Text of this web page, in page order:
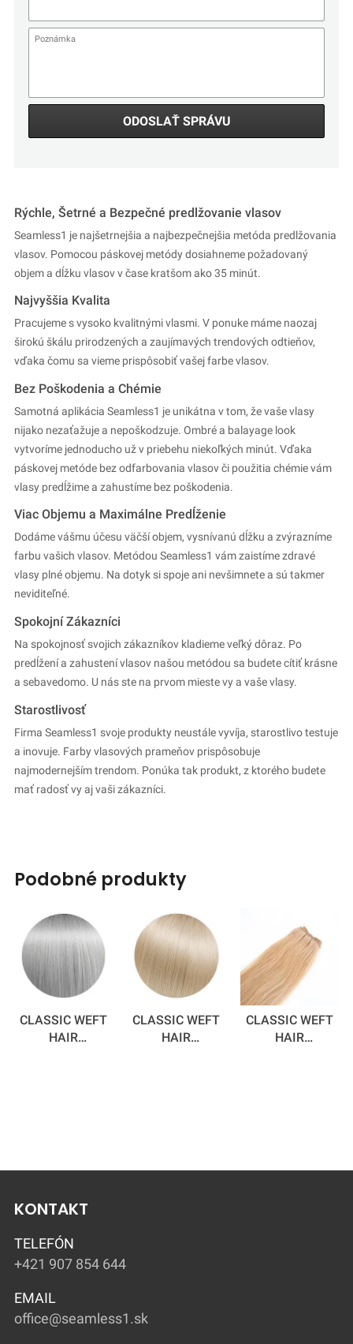
ODOSLAŤ SPRÁVU
Rýchle, Šetrné a Bezpečné predlžovanie vlasov
Seamless1 je najšetrnejšia a najbezpečnejšia metóda predlžovania
vlasov. Pomocou páskovej metódy dosiahneme požadovaný
objem a dĺžku vlasov v čase kratšom ako 35 minút.
Najvyššia Kvalita
Pracujeme s vysoko kvalitnými vlasmi. V ponuke máme naozaj
širokú škálu prirodzených a zaujímavých trendových odtieňov,
vďaka čomu sa vieme prispôsobiť vašej farbe vlasov.
Bez Poškodenia a Chémie
Samotná aplikácia Seamless1 je unikátna v tom, že vaše vlasy
nijako nezaťažuje a nepoškodzuje. Ombré a balayage look
vytvoríme jednoducho už v priebehu niekoľkých minút. Vďaka
páskovej metóde bez odfarbovania vlasov či použitia chémie vám
vlasy predĺžime a zahustíme bez poškodenia.
Viac Objemu a Maximálne Predĺženie
Dodáme vášmu účesu väčší objem, vysnívanú dĺžku a zvýrazníme
farbu vašich vlasov. Metódou Seamless1 vám zaistíme zdravé
vlasy plné objemu. Na dotyk si spoje ani nevšimnete a sú takmer
neviditeľné.
Spokojní Zákazníci
Na spokojnosť svojich zákazníkov kladieme veľký dôraz. Po
predĺžení a zahustení vlasov našou metódou sa budete cítiť krásne
a sebavedomo. U nás ste na prvom mieste vy a vaše vlasy.
Starostlivosť
Firma Seamless1 svoje produkty neustále vyvíja, starostlivo testuje
a inovuje. Farby vlasových prameňov prispôsobuje
najmodernejším trendom. Ponúka tak produkt, z ktorého budete
mať radosť vy aj vaši zákazníci.
podobné produkty
CLASSIC WEFT
HAIR
CLASSIC WEFT
HAIR
CLASSIC WEFT
HAIR
KONTAKT
TELEFÓN
+421 907 854 644
EMAIL
office@seamless1.sk